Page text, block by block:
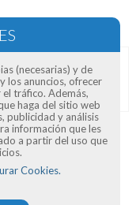
(necesarias) y de
los anuncios, ofrecer
el tráfico. Además,
haga del sitio web
publicidad y análisis
información que les
a partir del uso que
Cookies.